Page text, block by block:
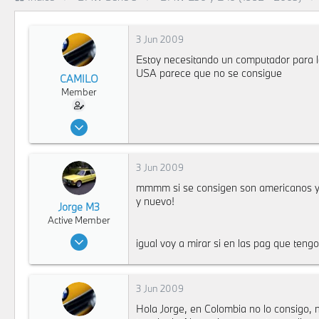
i
n
c
i
CAMILO
Member
7 Jun 2008
Bogota
3 Jun 2009
Estoy necesitando un computador
USA parece que no se consigue
Jorge M3
Active Member
20 Dic 2007
Bogota
3 Jun 2009
mmmm si se consigen son americanos
y nuevo!
igual voy a mirar si en las pag que
3 Jun 2009
Hola Jorge, en Colombia no lo